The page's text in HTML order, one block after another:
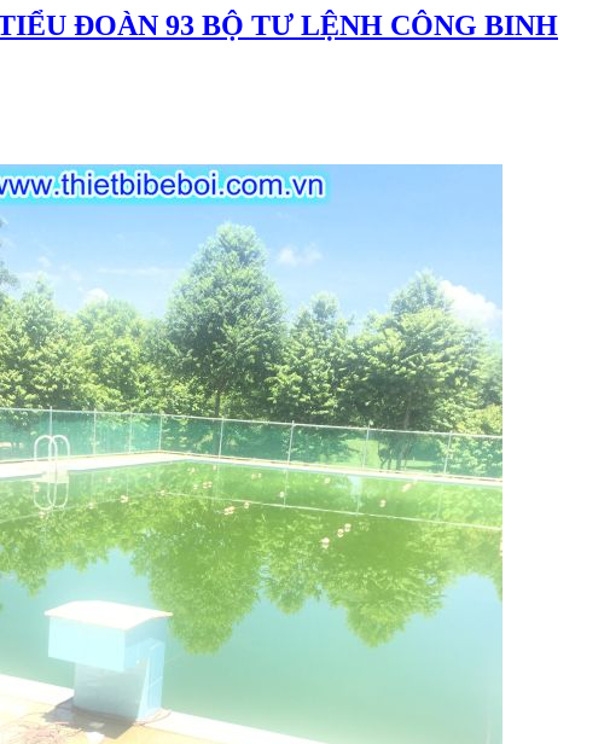
ĐOÀN 93 BỘ TƯ LỆNH CÔNG BINH